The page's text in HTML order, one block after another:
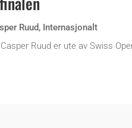
Ruud, Internasjonalt
Ruud er ute av Swiss